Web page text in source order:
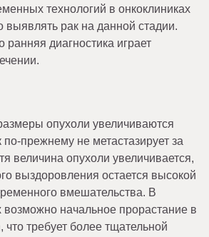
технологий в онкоклиниках
выявлять рак на данной стадии.
ранняя диагностика играет
опухоли увеличиваются
прежнему не метастазирует за
величина опухоли увеличивается,
выздоровления остается высокой
вмешательства. В
возможно начальное прорастание в
требует более тщательной